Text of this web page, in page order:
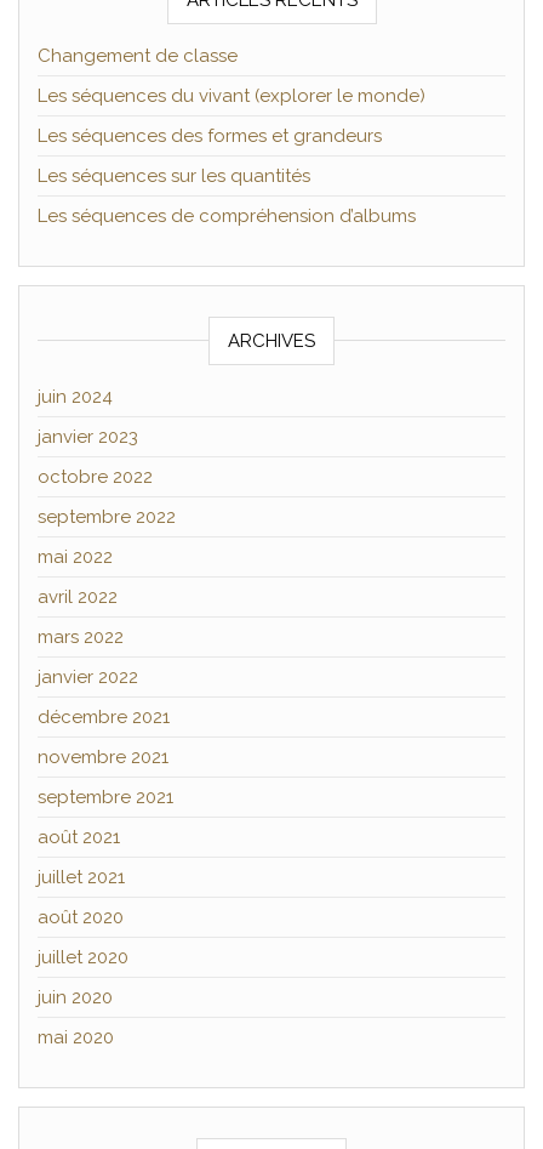
Changement de classe
Les séquences du vivant (explorer le monde)
Les séquences des formes et grandeurs
Les séquences sur les quantités
Les séquences de compréhension d’albums
ARCHIVES
juin 2024
janvier 2023
octobre 2022
septembre 2022
mai 2022
avril 2022
mars 2022
janvier 2022
décembre 2021
novembre 2021
septembre 2021
août 2021
juillet 2021
août 2020
juillet 2020
juin 2020
mai 2020